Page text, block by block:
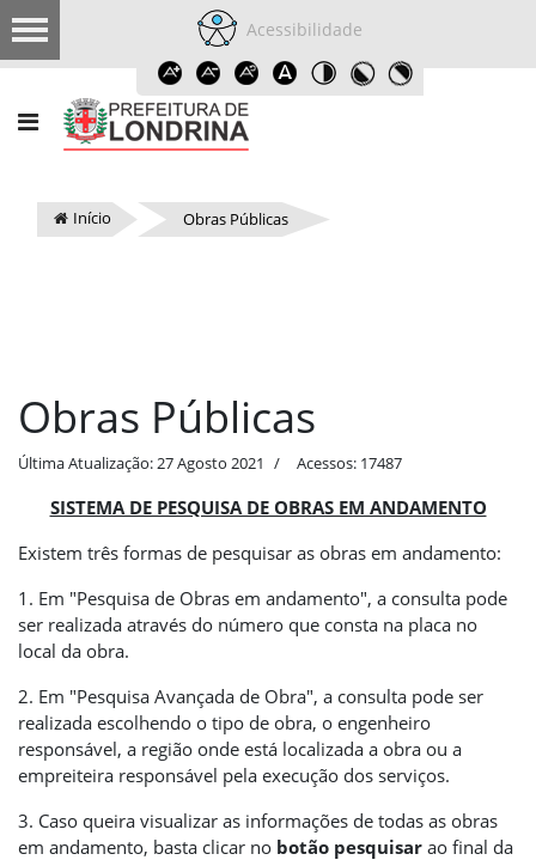
Acessibilidade
Início Obras Públicas
Obras Públicas
Última Atualização: 27 Agosto 2021 Acessos: 17487
SISTEMA DE PESQUISA DE OBRAS EM ANDAMENTO
Existem três formas de pesquisar as obras em andamento:
1. Em "Pesquisa de Obras em andamento", a consulta pode
ser realizada através do número que consta na placa no
local da obra.
2. Em "Pesquisa Avançada de Obra", a consulta pode ser
realizada escolhendo o tipo de obra, o engenheiro
responsável, a região onde está localizada a obra ou a
empreiteira responsável pela execução dos serviços.
3. Caso queira visualizar as informações de todas as obras
em andamento, basta clicar no botão pesquisar ao final da